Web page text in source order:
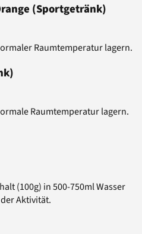
(Sportgetränk)
Raumtemperatur lagern.
Raumtemperatur lagern.
(100g) in 500-750ml Wasser
Aktivität.